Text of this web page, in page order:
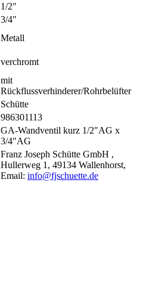
1/2"
3/4"
Metall
verchromt
mit
Rückflussverhinderer/Rohrbelüfter
Schütte
986301113
GA-Wandventil kurz 1/2"AG x
3/4"AG
Franz Joseph Schütte GmbH ,
Hullerweg 1, 49134 Wallenhorst,
Email: info@fjschuette.de